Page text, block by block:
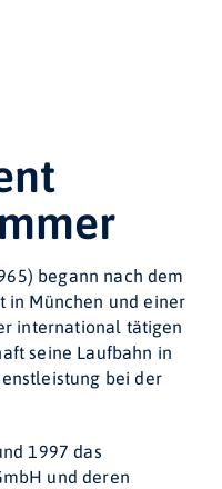
begann nach dem
in München und einer
international tätigen
seine Laufbahn in
bei der
1997 das
und deren